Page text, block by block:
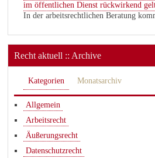
im öffentlichen Dienst rückwirkend
In der arbeitsrechtlichen Beratung
Recht aktuell :: Archive
Kategorien Monatsarchiv
Allgemein
Arbeitsrecht
Äußerungsrecht
Datenschutzrecht